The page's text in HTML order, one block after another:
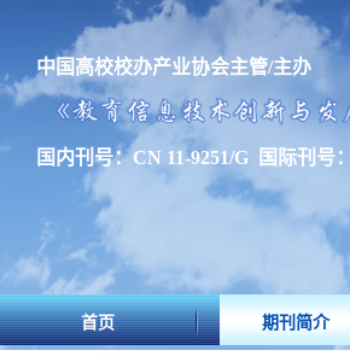
中国高校校办产业协会主管/主办
国内刊号：CN 11-9251/G 国际刊号
首页 期刊简介